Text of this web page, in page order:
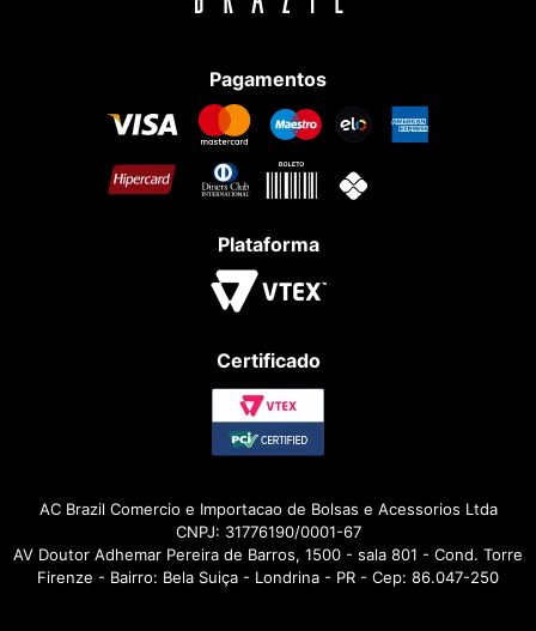
Pagamentos
Plataforma
Certificado
AC Brazil Comercio e Importacao de Bolsas e Acessorios Ltda
CNPJ: 31776190/0001-67
AV Doutor Adhemar Pereira de Barros, 1500 - sala 801 - Cond. Torre
Firenze - Bairro: Bela Suiça - Londrina - PR - Cep: 86.047-250